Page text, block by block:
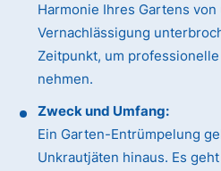
Harmonie Ihres Gartens
Vernachlässigung
Zeitpunkt, um
nehmen.
Zweck und Umfang:
Ein Garten-Entrümpelung
Unkrautjäten hinaus. Es